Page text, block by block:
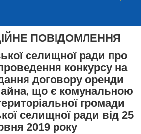
ПОВІДОМЛЕННЯ
селищної ради про
конкурсу на
договору оренди
що є комунальною
громади
селищної ради від 25
2019 року